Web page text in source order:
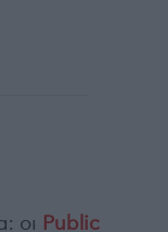
οι Public